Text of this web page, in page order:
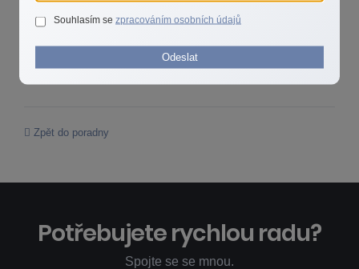
postup obdobný. Pojištění pro případ drobných úrazů nedoporučuji
– za taková nevýznamná zranění obdržíte většinou to, co jste za
dlouhá léta do pojišťovny sami nastrkali.
Zpět do poradny
Potřebujete rychlou radu?
Spojte se se mnou.
Souhlasím se zpracováním osobních údajů
Odeslat